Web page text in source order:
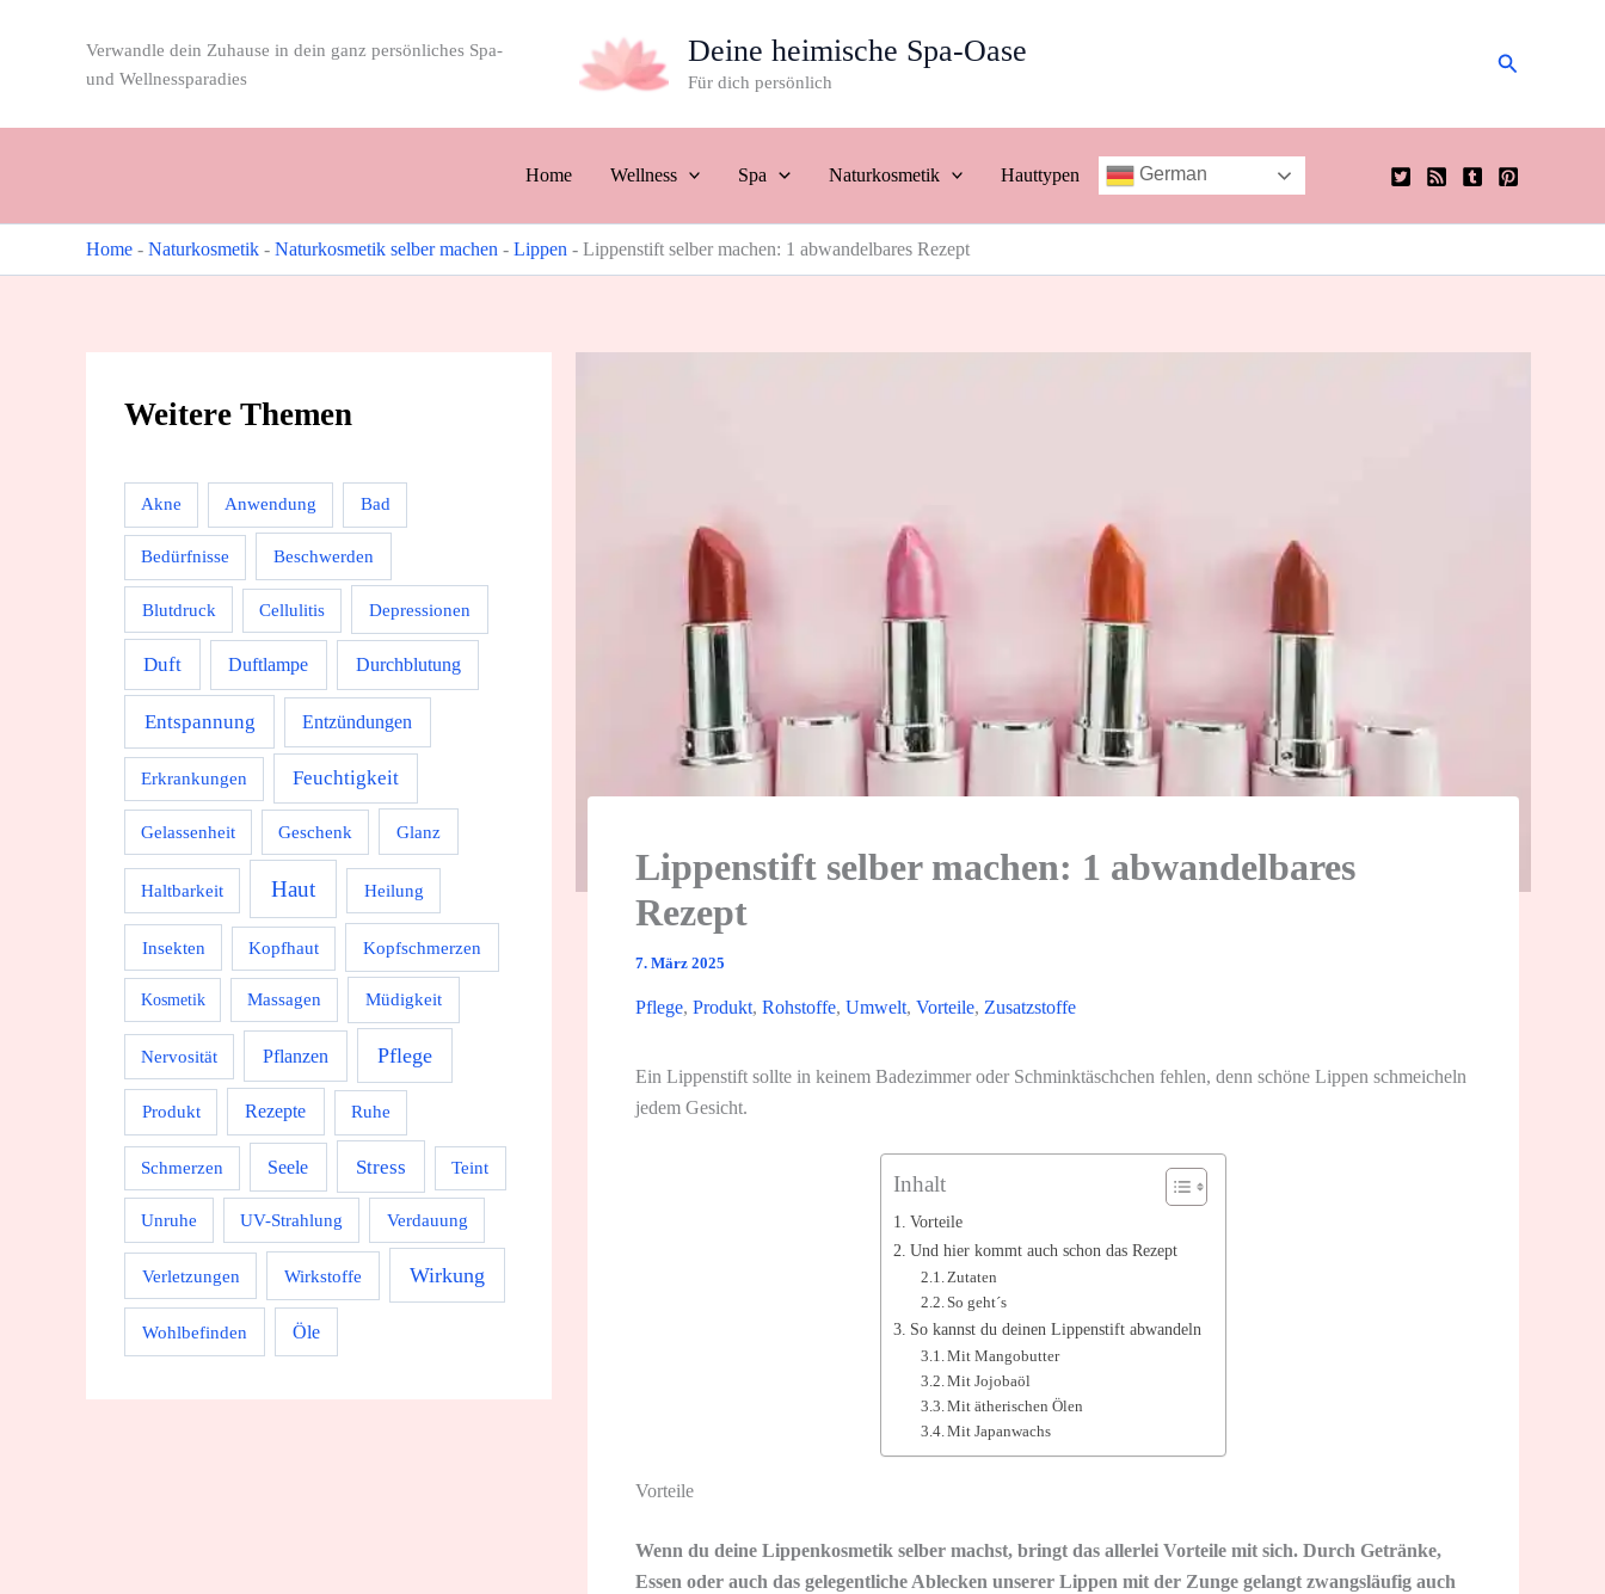
Verwandle dein Zuhause in dein ganz persönliches Spa-
und Wellnessparadies
Deine heimische Spa-Oase
Für dich persönlich
Suchen
Home Wellness Spa Naturkosmetik Hauttypen German
Home - Naturkosmetik - Naturkosmetik selber machen - Lippen - Lippenstift selber machen: 1 abwandelbares Rezept
Weitere Themen
Akne Anwendung Bad
Bedürfnisse Beschwerden
Blutdruck Cellulitis Depressionen
Duft Duftlampe Durchblutung
Entspannung Entzündungen
Erkrankungen Feuchtigkeit
Gelassenheit Geschenk Glanz
Haltbarkeit Haut Heilung
Insekten Kopfhaut Kopfschmerzen
Kosmetik Massagen Müdigkeit
Nervosität Pflanzen Pflege
Produkt Rezepte Ruhe
Schmerzen Seele Stress Teint
Unruhe UV-Strahlung Verdauung
Verletzungen Wirkstoffe Wirkung
Wohlbefinden Öle
Lippenstift selber machen: 1 abwandelbares
Rezept
7. März 2025
Pflege, Produkt, Rohstoffe, Umwelt, Vorteile, Zusatzstoffe
Ein Lippenstift sollte in keinem Badezimmer oder Schminktäschchen fehlen, denn schöne Lippen schmeicheln
jedem Gesicht.
Inhalt
Vorteile
Und hier kommt auch schon das Rezept
Zutaten
So geht´s
So kannst du deinen Lippenstift abwandeln
Mit Mangobutter
Mit Jojobaöl
Mit ätherischen Ölen
Mit Japanwachs
Vorteile
Wenn du deine Lippenkosmetik selber machst, bringt das allerlei Vorteile mit sich. Durch Getränke,
Essen oder auch das gelegentliche Ablecken unserer Lippen mit der Zunge gelangt zwangsläufig auch